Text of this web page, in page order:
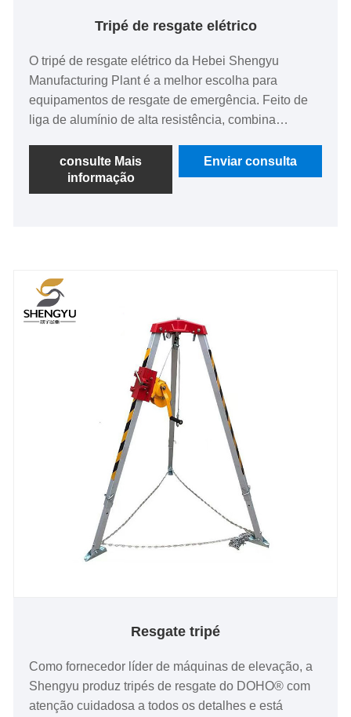
Tripé de resgate elétrico
O tripé de resgate elétrico da Hebei Shengyu
Manufacturing Plant é a melhor escolha para
equipamentos de resgate de emergência. Feito de
liga de alumínio de alta resistência, combina
adequar a vários cenários operacionais. Possui
capacidade de carga suficiente, alto fator de
específicas. Se necessário, não hesite em contactar-
nos a qualquer momento.
consulte Mais
informação
Enviar consulta
Resgate tripé
Como fornecedor líder de máquinas de elevação, a
Shengyu produz tripés de resgate do DOHO® com
atenção cuidadosa a todos os detalhes e está